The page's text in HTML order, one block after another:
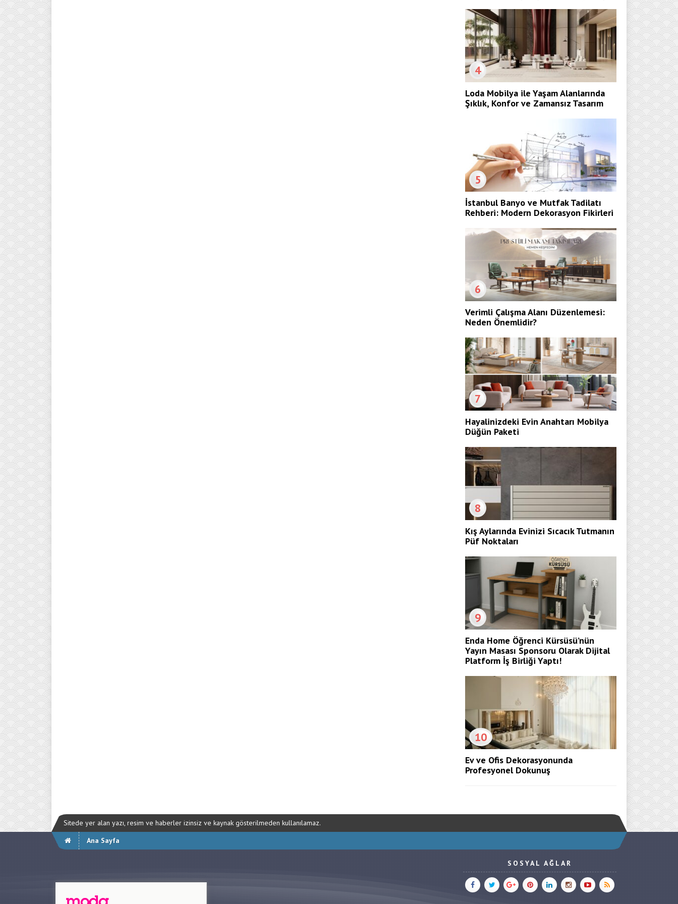
4
Loda Mobilya ile Yaşam Alanlarında
Şıklık, Konfor ve Zamansız Tasarım
5
İstanbul Banyo ve Mutfak Tadilatı
Rehberi: Modern Dekorasyon Fikirleri
6
Verimli Çalışma Alanı Düzenlemesi:
Neden Önemlidir?
7
Hayalinizdeki Evin Anahtarı Mobilya
Düğün Paketi
8
Kış Aylarında Evinizi Sıcacık Tutmanın
Püf Noktaları
9
Enda Home Öğrenci Kürsüsü’nün
Yayın Masası Sponsoru Olarak Dijital
Platform İş Birliği Yaptı!
10
Ev ve Ofis Dekorasyonunda
Profesyonel Dokunuş
Sitede yer alan yazı, resim ve haberler izinsiz ve kaynak gösterilmeden kullanılamaz.
Ana Sayfa
SOSYAL AĞLAR